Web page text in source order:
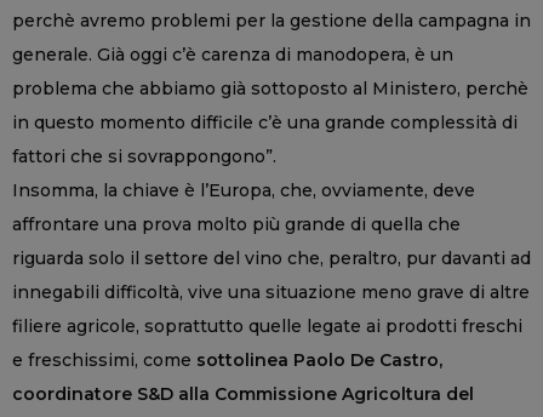
perchè avremo problemi per la gestione della campagna in
generale. Già oggi c’è carenza di manodopera, è un
problema che abbiamo già sottoposto al Ministero, perchè
in questo momento difficile c’è una grande complessità di
fattori che si sovrappongono”.
Insomma, la chiave è l’Europa, che, ovviamente, deve
affrontare una prova molto più grande di quella che
riguarda solo il settore del vino che, peraltro, pur davanti ad
innegabili difficoltà, vive una situazione meno grave di altre
filiere agricole, soprattutto quelle legate ai prodotti freschi
e freschissimi, come sottolinea Paolo De Castro,
coordinatore S&D alla Commissione Agricoltura del